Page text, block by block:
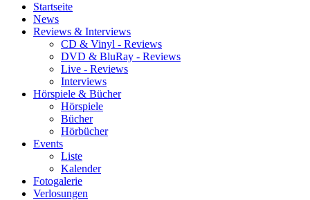
Startseite
News
Reviews & Interviews
CD & Vinyl - Reviews
DVD & BluRay - Reviews
Live - Reviews
Interviews
Hörspiele & Bücher
Hörspiele
Bücher
Hörbücher
Events
Liste
Kalender
Fotogalerie
Verlosungen